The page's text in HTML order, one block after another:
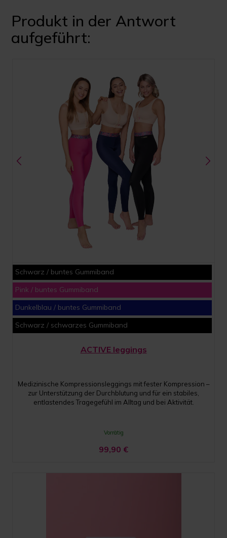
Produkt in der Antwort
aufgeführt:
Schwarz / buntes Gummiband
Pink / buntes Gummiband
Dunkelblau / buntes Gummiband
Schwarz / schwarzes Gummiband
ACTIVE leggings
Medizinische Kompressionsleggings mit fester Kompression –
zur Unterstützung der Durchblutung und für ein stabiles,
entlastendes Tragegefühl im Alltag und bei Aktivität.
Vorrätig
99,90 €